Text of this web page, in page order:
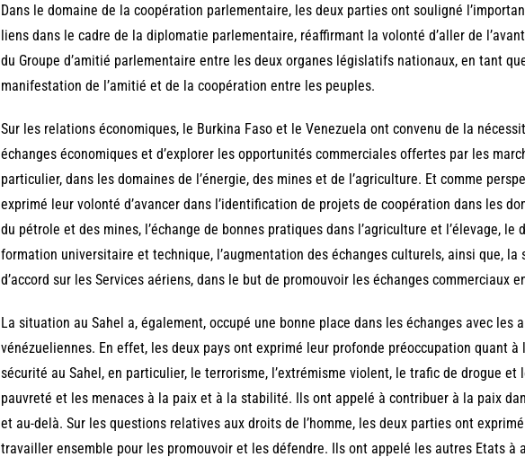
Dans le domaine de la coopération parlementaire, les deux parties ont souligné
liens dans le cadre de la diplomatie parlementaire, réaffirmant la volonté d’aller de
du Groupe d’amitié parlementaire entre les deux organes législatifs nationaux, en tant
manifestation de l’amitié et de la coopération entre les peuples.
Sur les relations économiques, le Burkina Faso et le Venezuela ont convenu de la
échanges économiques et d’explorer les opportunités commerciales offertes par les
particulier, dans les domaines de l’énergie, des mines et de l’agriculture. Et comme
exprimé leur volonté d’avancer dans l’identification de projets de coopération dans les
du pétrole et des mines, l’échange de bonnes pratiques dans l’agriculture et l’élevage, le
formation universitaire et technique, l’augmentation des échanges culturels, ainsi que, la
d’accord sur les Services aériens, dans le but de promouvoir les échanges commerciaux
La situation au Sahel a, également, occupé une bonne place dans les échanges avec les
vénézueliennes. En effet, les deux pays ont exprimé leur profonde préoccupation quant
sécurité au Sahel, en particulier, le terrorisme, l’extrémisme violent, le trafic de drogue et
pauvreté et les menaces à la paix et à la stabilité. Ils ont appelé à contribuer à la paix
et au-delà. Sur les questions relatives aux droits de l’homme, les deux parties ont
travailler ensemble pour les promouvoir et les défendre. Ils ont appelé les autres Etats à